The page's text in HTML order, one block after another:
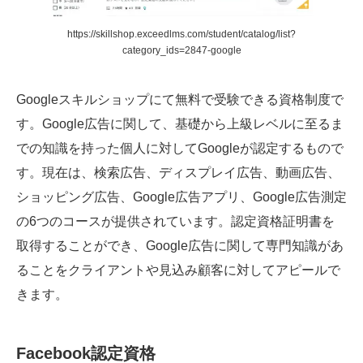
https://skillshop.exceedlms.com/student/catalog/list?
category_ids=2847-google
Googleスキルショップにて無料で受験できる資格制度で
す。Google広告に関して、基礎から上級レベルに至るま
での知識を持った個人に対してGoogleが認定するもので
す。現在は、検索広告、ディスプレイ広告、動画広告、
ショッピング広告、Google広告アプリ、Google広告測定
の6つのコースが提供されています。認定資格証明書を
取得することができ、Google広告に関して専門知識があ
ることをクライアントや見込み顧客に対してアピールで
きます。
Facebook認定資格